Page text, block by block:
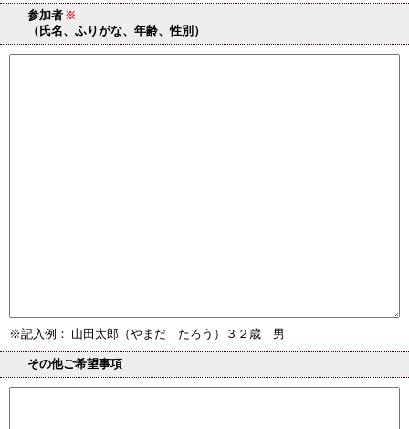
参加者 ※
（氏名、ふりがな、年齢、性別）
※記入例： 山田太郎（やまだ たろう）３２歳 男
その他ご希望事項